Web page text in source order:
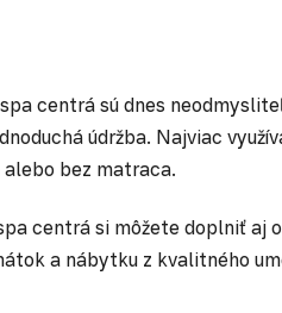
centrá sú dnes
údržba. Najviac
bez matraca.
centrá si môžete doplniť aj
a nábytku z kvalitného